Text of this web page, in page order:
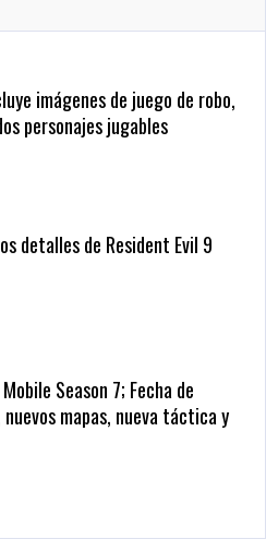
imágenes de juego de robo,
personajes jugables
detalles de Resident Evil 9
Season 7; Fecha de
mapas, nueva táctica y
2021 aparentemente ya fue